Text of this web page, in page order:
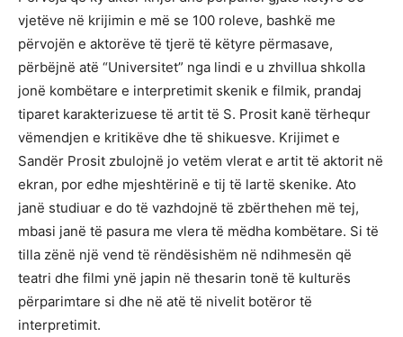
vjetëve në krijimin e më se 100 roleve, bashkë me
përvojën e aktorëve të tjerë të këtyre përmasave,
përbëjnë atë “Universitet” nga lindi e u zhvillua shkolla
jonë kombëtare e interpretimit skenik e filmik, prandaj
tiparet karakterizuese të artit të S. Prosit kanë tërhequr
vëmendjen e kritikëve dhe të shikuesve. Krijimet e
Sandër Prosit zbulojnë jo vetëm vlerat e artit të aktorit në
ekran, por edhe mjeshtërinë e tij të lartë skenike. Ato
janë studiuar e do të vazhdojnë të zbërthehen më tej,
mbasi janë të pasura me vlera të mëdha kombëtare. Si të
tilla zënë një vend të rëndësishëm në ndihmesën që
teatri dhe filmi ynë japin në thesarin tonë të kulturës
përparimtare si dhe në atë të nivelit botëror të
interpretimit.